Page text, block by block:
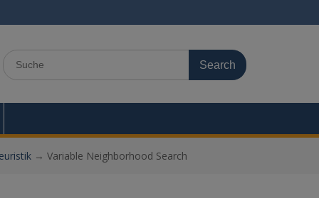
Search
for:
→ Variable Neighborhood Search